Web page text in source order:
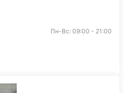
Пн-Вс: 09:00 - 21:00